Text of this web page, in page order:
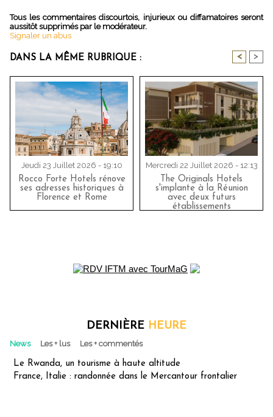
Tous les commentaires discourtois, injurieux ou diffamatoires seront
aussitôt supprimés par le modérateur.
Signaler un abus
DANS LA MÊME RUBRIQUE : < >
Jeudi 23 Juillet 2026 - 19:10
Rocco Forte Hotels rénove
ses adresses historiques à
Florence et Rome
Mercredi 22 Juillet 2026 - 12:13
The Originals Hotels
s'implante à la Réunion
avec deux futurs
établissements
DERNIÈRE HEURE
News Les + lus Les + commentés
Le Rwanda, un tourisme à haute altitude
France, Italie : randonnée dans le Mercantour frontalier